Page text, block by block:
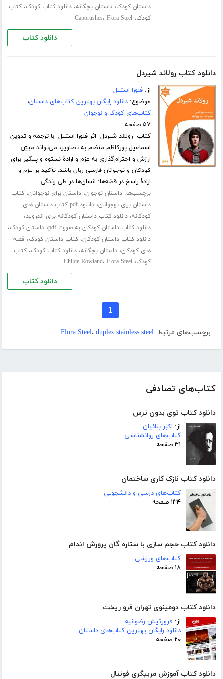
کتاب‌های تصادفی
دانلود کتاب توی بدون ترس
از: اکبر بنائیان
کتاب‌های روانشناسی
۳۱ صفحه
دانلود کتاب نازک کاری ساختمان
کتاب‌های درسی و دانشجویی
۱۳۴ صفحه
دانلود کتاب حجم سازی با ستاره گان پرورش اندام
کتاب‌های ورزشی
۱۸ صفحه
دانلود کتاب دومینوی تهران فرو ریخت
از: فرورتیش رضوانیه
دانلود رایگان بهترین کتاب‌های داستان
۲۰ صفحه
دانلود کتاب آموزش مربیگری فوتبال
داستان کودک،داستان بچگانه،دانلود کتاب کودک،کتاب
کودک، Caporushes، Flora Steel
دانلود کتاب
دانلود کتاب رولاند شیردل
از:فلورا استیل
موضوع:دانلود رایگان بهترین کتاب‌های داستان،
کتاب‌های کودک و نوجوان
۵۷ صفحه
کتاب رولاند شیردل اثر فلورا استیل با ترجمه و تدوین
اسماعیل پورکاظم منضم به تصاویر، می‌تواند مبیّن
ارزش و احترام‌گذاری به عزم و ارادۀ نستوه و پیگیر برای
کودکان و نوجوانان فارسی زبان باشد. تأکید بر عزم و
ارادۀ راسخ در قصّه‌ها: انسان‌ها در طی زندگی...
برچسب‌ها:داستان نوجوان،داستان برای نوجوانان،کتاب
داستان برای نوجوانان،
دانلود pdf کتاب داستان های
کودکانه،دانلود کتاب داستان کودکانه برای اندروید،
دانلود کتاب داستان کودکان به صورت pdf ،داستان کودک،
دانلود کتاب داستان کودکان،کتاب داستان کودک، قصه
های کودکان،داستان بچگانه،دانلود کتاب کودک،کتاب
کودک، Childe Rowland، Flora Steel
دانلود کتاب
1
برچسب‌های مرتبط: Flora Steel، duplex stainless steel